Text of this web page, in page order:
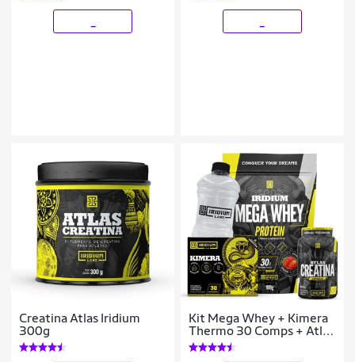
Creatina Atlas Iridium
300g
Kit Mega Whey + Kimera
Thermo 30 Comps + Atlas
Creatina 60 Cáps + Galão
Cristal 0,950L